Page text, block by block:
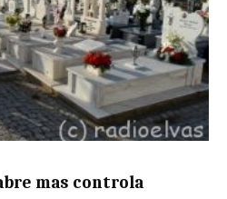
mas controla